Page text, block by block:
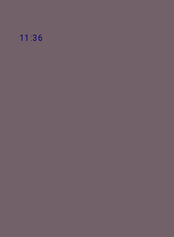
compatible avec son handicap.
11:36